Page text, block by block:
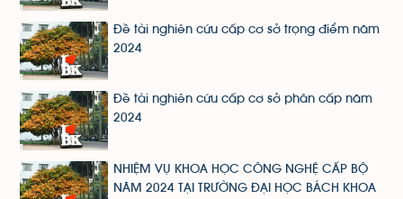
Đề tài nghiên cứu cấp cơ sở trọng điểm năm
2024
Đề tài nghiên cứu cấp cơ sở phân cấp năm
2024
NHIỆM VỤ KHOA HỌC CÔNG NGHỆ CẤP BỘ
NĂM 2024 TẠI TRƯỜNG ĐẠI HỌC BÁCH KHOA